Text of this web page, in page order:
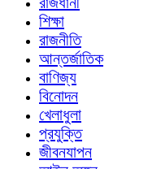
শিক্ষা
রাজনীতি
আন্তর্জাতিক
বাণিজ্য
বিনোদন
খেলাধুলা
প্রযুক্তি
জীবনযাপন